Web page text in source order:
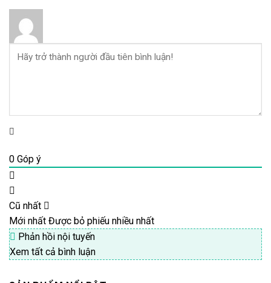
0 Góp ý
Cũ nhất
Mới nhất Được bỏ phiếu nhiều nhất
Phản hồi nội tuyến
Xem tất cả bình luận